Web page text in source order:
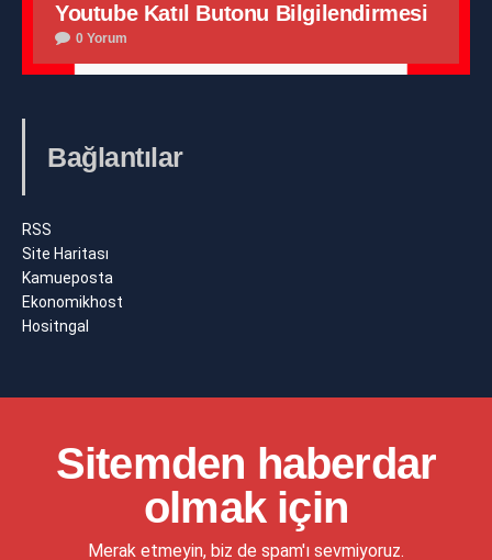
Youtube Katıl Butonu Bilgilendirmesi
0 Yorum
Bağlantılar
RSS
Site Haritası
Kamueposta
Ekonomikhost
Hositngal
Sitemden haberdar
olmak için
Merak etmeyin, biz de spam'ı sevmiyoruz.